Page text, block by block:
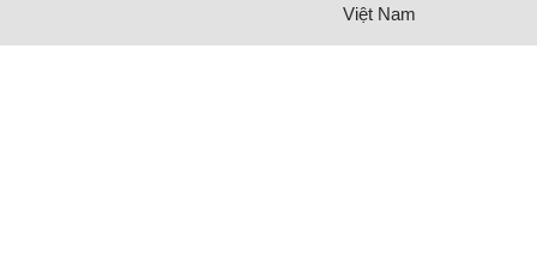
Việt Nam